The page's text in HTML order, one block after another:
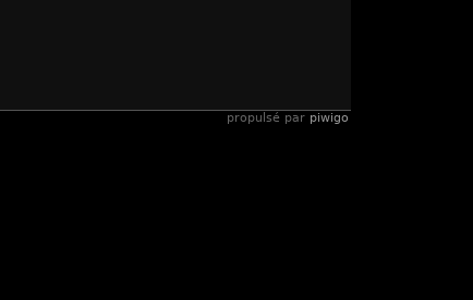
propulsé par piwigo